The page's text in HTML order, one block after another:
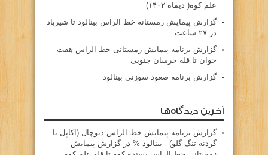
علم کوه( دیماه ۱۴۰۲)
گزارش پیمایش زمستانه خط الراس بینالود تا شیرباد
در ۲۷ ساعت
گزارش برنامه پیمایش زمستانی خط الراس هفت
خوان تا قله خرسان جنوبی
گزارش برنامه صعود سوزنی بینالود
آخرین دیدگاه‌ها
گزارش برنامه پيمايش خط الراس ديوچال (اكاپل تا
گردنه تنگ گلو) - بينالود % درگزارش پیمایش